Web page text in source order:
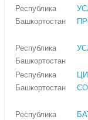
Республика
Башкортостан
Республика
Башкортостан
Республика
Башкортостан
Республика